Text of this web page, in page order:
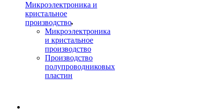
Микроэлектроника и
кристальное
производство
Микроэлектроника
и кристальное
производство
Производство
полупроводниковых
пластин